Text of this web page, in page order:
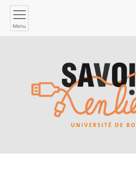
Menu